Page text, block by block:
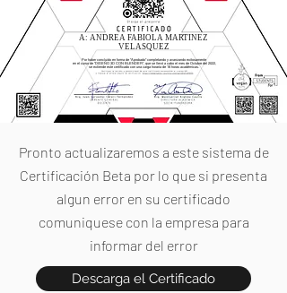
A: ANDREA FABIOLA MARTINEZ
VELASQUEZ
Por haber concluido en forma de "Aprobado" completando y avanzando exitosamente
en el curso de "DISEÑO 3D CON BLENDER", que se llevó a cabo el mes de Octubre del 2022,
se extiende este certificado con una carga horaria de 16 horas académicas.
Pronto actualizaremos a este sistema de
Certificación Beta por lo que si presenta
algun error en su certificado
comuniquese con la empresa para
informar del error
Descarga el Certificado